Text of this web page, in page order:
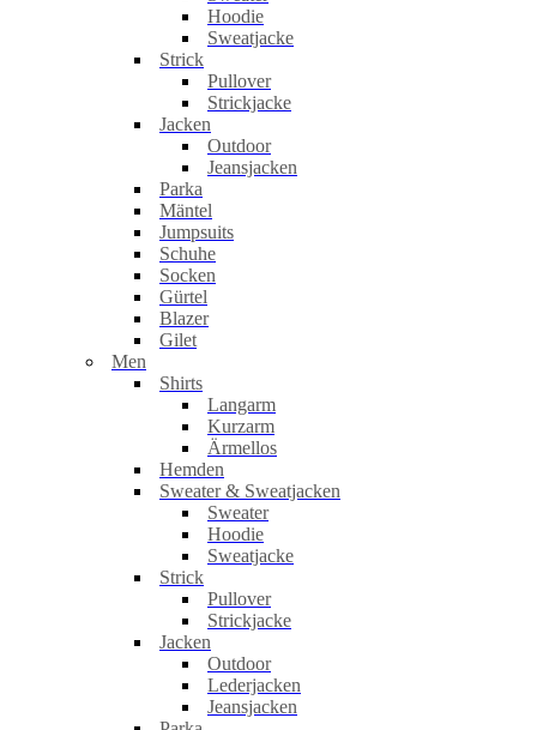
Hoodie
Sweatjacke
Strick
Pullover
Strickjacke
Jacken
Outdoor
Jeansjacken
Parka
Mäntel
Jumpsuits
Schuhe
Socken
Gürtel
Blazer
Gilet
Men
Shirts
Langarm
Kurzarm
Ärmellos
Hemden
Sweater & Sweatjacken
Sweater
Hoodie
Sweatjacke
Strick
Pullover
Strickjacke
Jacken
Outdoor
Lederjacken
Jeansjacken